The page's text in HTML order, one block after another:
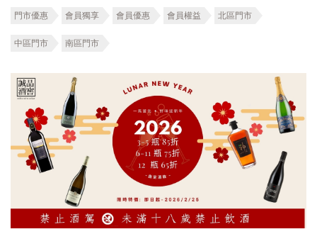
門市優惠 會員獨享 會員優惠 會員權益 北區門市
中區門市 南區門市